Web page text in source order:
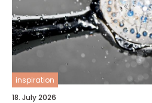
inspiration
18. July 2026